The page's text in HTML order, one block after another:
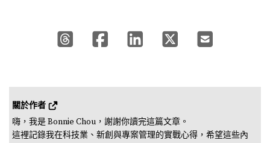
關於作者
嗨，我是 Bonnie Chou，謝謝你讀完這篇文章。
這裡記錄我在科技業、新創與專案管理的實戰心得，希望這些內